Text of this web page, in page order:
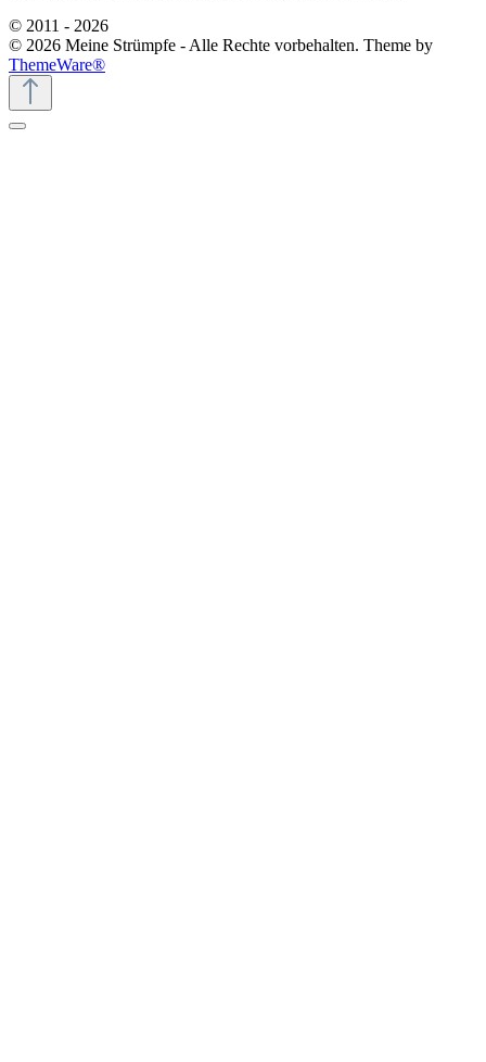
© 2011 - 2026
© 2026 Meine Strümpfe - Alle Rechte vorbehalten. Theme by
ThemeWare®